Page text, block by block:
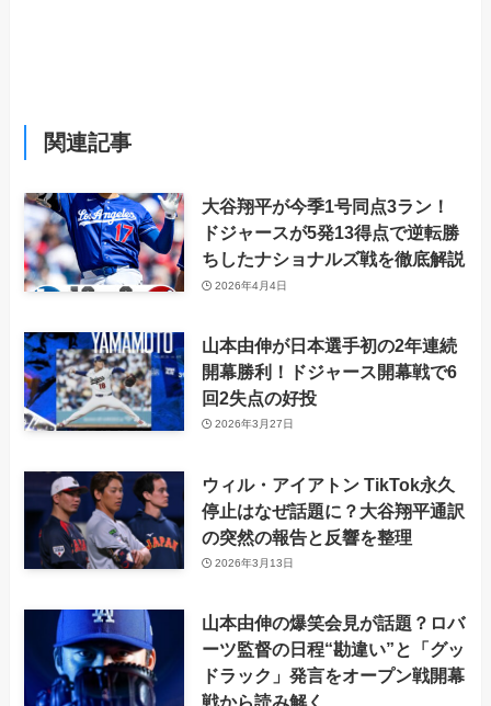
関連記事
大谷翔平が今季1号同点3ラン！
ドジャースが5発13得点で逆転勝
ちしたナショナルズ戦を徹底解説
2026年4月4日
山本由伸が日本選手初の2年連続
開幕勝利！ドジャース開幕戦で6
回2失点の好投
2026年3月27日
ウィル・アイアトン TikTok永久
停止はなぜ話題に？大谷翔平通訳
の突然の報告と反響を整理
2026年3月13日
山本由伸の爆笑会見が話題？ロバ
ーツ監督の日程“勘違い”と「グッ
ドラック」発言をオープン戦開幕
戦から読み解く